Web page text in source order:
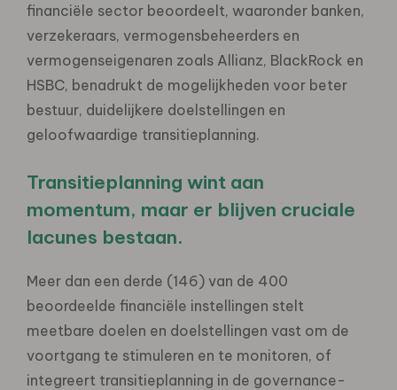
financiële sector beoordeelt, waaronder banken,
verzekeraars, vermogensbeheerders en
vermogenseigenaren zoals Allianz, BlackRock en
HSBC, benadrukt de mogelijkheden voor beter
bestuur, duidelijkere doelstellingen en
geloofwaardige transitieplanning.
Transitieplanning wint aan
momentum, maar er blijven cruciale
lacunes bestaan.
Meer dan een derde (146) van de 400
beoordeelde financiële instellingen stelt
meetbare doelen en doelstellingen vast om de
voortgang te stimuleren en te monitoren, of
integreert transitieplanning in de governance-